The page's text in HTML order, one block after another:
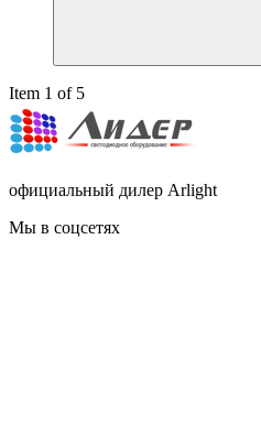
Item 1 of 5
официальный дилер Arlight
Мы в соцсетях